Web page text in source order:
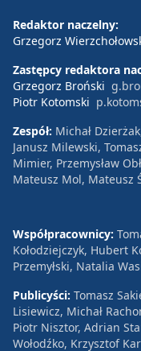
Redaktor naczelny:
Grzegorz
Zastępcy redaktora
Grzegorz Broński
Piotr Kotomski
Zespół: Michał
Janusz Milewski,
Mimier, Przemysław
Mateusz Mol, Mateusz
Współpracownicy:
Kołodziejczyk, Hubert
Przemyłski, Natalia
Publicyści: Tomasz
Lisiewicz, Michał
Piotr Nisztor, Adrian
Wołodźko, Krzysztof